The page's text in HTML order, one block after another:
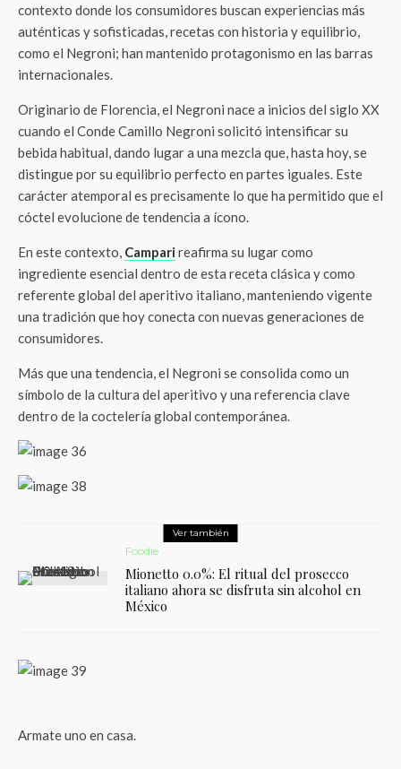
contexto donde los consumidores buscan experiencias más
auténticas y sofisticadas, recetas con historia y equilibrio,
como el Negroni; han mantenido protagonismo en las barras
internacionales.
Originario de Florencia, el Negroni nace a inicios del siglo XX
cuando el Conde Camillo Negroni solicitó intensificar su
bebida habitual, dando lugar a una mezcla que, hasta hoy, se
distingue por su equilibrio perfecto en partes iguales. Este
carácter atemporal es precisamente lo que ha permitido que el
cóctel evolucione de tendencia a ícono.
En este contexto, Campari reafirma su lugar como
ingrediente esencial dentro de esta receta clásica y como
referente global del aperitivo italiano, manteniendo vigente
una tradición que hoy conecta con nuevas generaciones de
consumidores.
Más que una tendencia, el Negroni se consolida como un
símbolo de la cultura del aperitivo y una referencia clave
dentro de la coctelería global contemporánea.
Ver también
Foodie
Mionetto 0.0%: El ritual del prosecco
italiano ahora se disfruta sin alcohol en
México
Armate uno en casa.